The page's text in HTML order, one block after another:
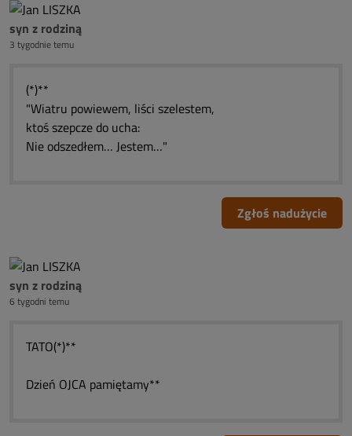
syn z rodziną
3 tygodnie temu
(*)**
"Wiatru powiewem, liści szelestem,
ktoś szepcze do ucha:
Nie odszedłem… Jestem…"
Zgłoś nadużycie
syn z rodziną
6 tygodni temu
TATO(*)**
Dzień OJCA pamiętamy**